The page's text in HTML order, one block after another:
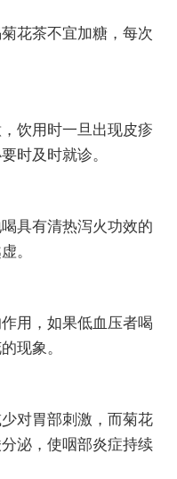
花茶不宜加糖，每次
饮用时一旦出现皮疹
时及时就诊。
具有清热泻火功效的
。
用，如果低血压者喝
现象。
对胃部刺激，而菊花
泌，使咽部炎症持续